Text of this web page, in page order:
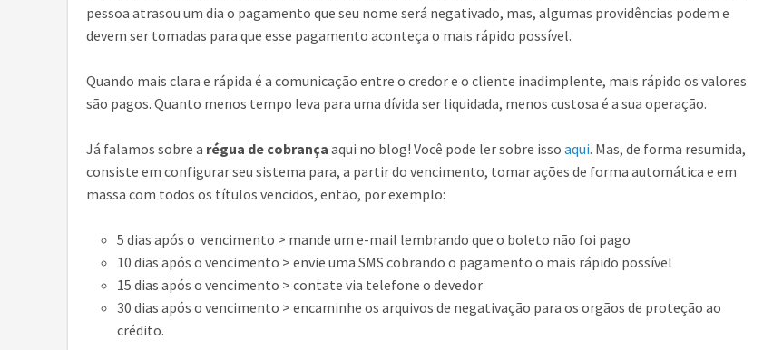
pessoa atrasou um dia o pagamento que seu nome será negativado, mas, algumas providências podem e
devem ser tomadas para que esse pagamento aconteça o mais rápido possível.
Quando mais clara e rápida é a comunicação entre o credor e o cliente inadimplente, mais rápido os valores
são pagos. Quanto menos tempo leva para uma dívida ser liquidada, menos custosa é a sua operação.
Já falamos sobre a régua de cobrança aqui no blog! Você pode ler sobre isso aqui. Mas, de forma resumida,
consiste em configurar seu sistema para, a partir do vencimento, tomar ações de forma automática e em
massa com todos os títulos vencidos, então, por exemplo:
5 dias após o vencimento > mande um e-mail lembrando que o boleto não foi pago
10 dias após o vencimento > envie uma SMS cobrando o pagamento o mais rápido possível
15 dias após o vencimento > contate via telefone o devedor
30 dias após o vencimento > encaminhe os arquivos de negativação para os orgãos de proteção ao
crédito.